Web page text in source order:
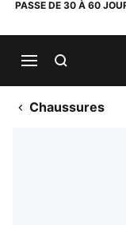
PASSE DE 30 À 60
Chaussures